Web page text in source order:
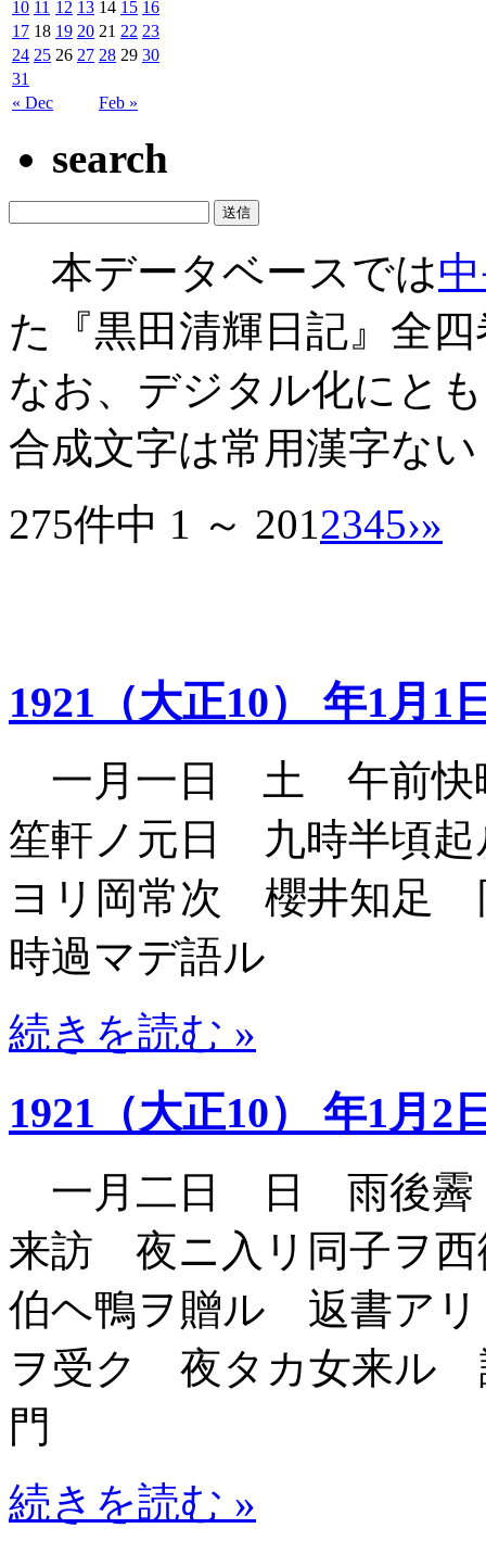
« Dec Feb »
10 11 12 13 14 15 16
17 18 19 20 21 22 23
24 25 26 27 28 29 30
31
search
本データベースでは
た『黒田清輝日記』全
なお、デジタル化にと
合成文字は常用漢字な
275件中 1 ～ 2012345›»
1921（大正10） 年1月1
一月一日 土 午前
笙軒ノ元日 九時半頃
ヨリ岡常次 櫻井知足
時過マデ語ル
続きを読む »
1921（大正10） 年1月2
一月二日 日 雨後霽
来訪 夜ニ入リ同子ヲ
伯ヘ鴨ヲ贈ル 返書ア
ヲ受ク 夜タカ女来ル
門
続きを読む »